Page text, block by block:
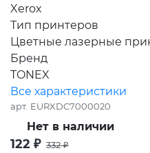
Xerox
Тип принтеров
Цветные лазерные
Бренд
TONEX
Все характеристики
арт. EURXDC7000020
Нет в наличии
122 ₽ 332₽